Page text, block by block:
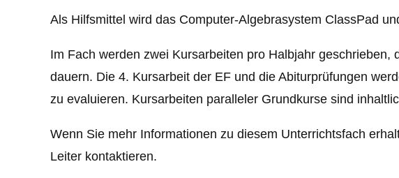
Als Hilfsmittel wird das Computer-Algebrasystem ClassPad
Im Fach werden zwei Kursarbeiten pro Halbjahr
dauern. Die 4. Kursarbeit der EF und die Abiturprüfungen
zu evaluieren. Kursarbeiten paralleler Grundkurse sind
Wenn Sie mehr Informationen zu diesem Unterrichtsfach
Leiter kontaktieren.